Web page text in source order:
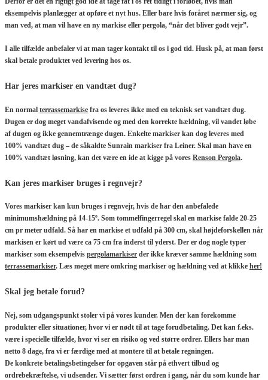
eksempelvis planlægger at opføre et nyt hus. Eller bare hvis foråret nærmer sig, og
man ved, at man vil have en ny markise eller pergola, “når det bliver godt vejr”.
I alle tilfælde anbefaler vi at man tager kontakt til os i god tid. Husk på, at man først
skal betale produktet ved levering hos os.
Har jeres markiser en vandtæt dug?
En normal terrassemarkise fra os leveres ikke med en teknisk set vandtæt dug.
Dugen er dog meget vandafvisende og med den korrekte hældning, vil vandet løbe
af dugen og ikke gennemtrænge dugen. Enkelte markiser kan dog leveres med
100% vandtæt dug – de såkaldte Sunrain markiser fra Leiner. Skal man have en
100% vandtæt løsning, kan det være en ide at kigge på vores Renson Pergola.
Kan jeres markiser bruges i regnvejr?
Vores markiser kan kun bruges i regnvejr, hvis de har den anbefalede
minimumshældning på 14-15º. Som tommelfingerregel skal en markise falde 20-25
cm pr meter udfald. Så har en markise et udfald på 300 cm, skal højdeforskellen når
markisen er kørt ud være ca 75 cm fra inderst til yderst. Der er dog nogle typer
markiser som eksempelvis pergolamarkiser der ikke kræver samme hældning som
terrassemarkiser. Læs meget mere omkring markiser og hældning ved at klikke her!
Skal jeg betale forud?
Nej, som udgangspunkt stoler vi på vores kunder. Men der kan forekomme
produkter eller situationer, hvor vi er nødt til at tage forudbetaling. Det kan f.eks.
være i specielle tilfælde, hvor vi ser en risiko og ved større ordrer. Ellers har man
netto 8 dage, fra vi er færdige med at montere til at betale regningen.
De konkrete betalingsbetingelser for opgaven står på ethvert tilbud og
ordrebekræftelse, vi udsender. Vi sætter først ordren i gang, når du som kunde har